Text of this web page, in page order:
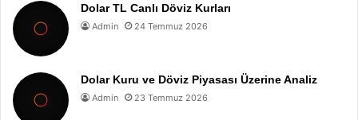
Dolar TL Canlı Döviz Kurları
Admin 24 Temmuz 2026
Dolar Kuru ve Döviz Piyasası Üzerine Analiz
Admin 23 Temmuz 2026